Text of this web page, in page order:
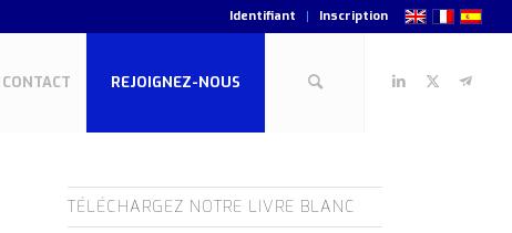
Identifiant Inscription
CONTACT REJOIGNEZ-NOUS
TÉLÉCHARGEZ NOTRE LIVRE BLANC